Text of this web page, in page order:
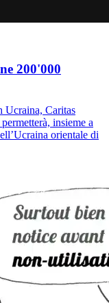
200'000
Ucraina, Caritas
insieme a
orientale di